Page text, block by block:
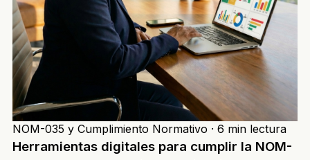
NOM-035 y Cumplimiento Normativo · 6 min lectura
Herramientas digitales para cumplir la NOM-